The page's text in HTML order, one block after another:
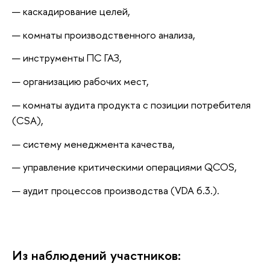
каскадирование целей,
комнаты производственного анализа,
инструменты ПС ГАЗ,
организацию рабочих мест,
комнаты аудита продукта с позиции потребителя
(CSA),
систему менеджмента качества,
управление критическими операциями QCOS,
аудит процессов производства (VDA 6.3.).
Из наблюдений участников: